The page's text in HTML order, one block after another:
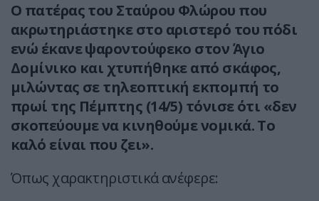
Ο πατέρας του Σταύρου Φλώρου που
ακρωτηριάστηκε στο αριστερό του πόδι
ενώ έκανε ψαροντούφεκο στον Άγιο
Δομίνικο και χτυπήθηκε από σκάφος,
μιλώντας σε τηλεοπτική εκπομπή το
πρωί της Πέμπτης (14/5) τόνισε ότι «δεν
σκοπεύουμε να κινηθούμε νομικά. Το
καλό είναι που ζει».
Όπως χαρακτηριστικά ανέφερε: